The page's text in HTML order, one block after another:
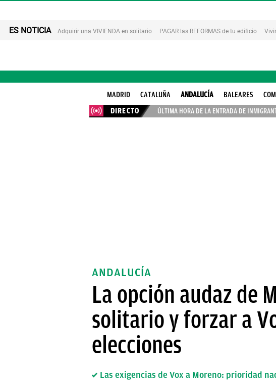
ES NOTICIA Adquirir una VIVIENDA en solitario PAGAR las REFORMAS de tu edificio
MADRID CATALUÑA ANDALUCÍA BALEARES
DIRECTO
ÚLTIMA HORA DE LA ENTRADA DE
ANDALUCÍA
La opción audaz de
solitario y forzar a
elecciones
Las exigencias de Vox a Moreno: prioridad